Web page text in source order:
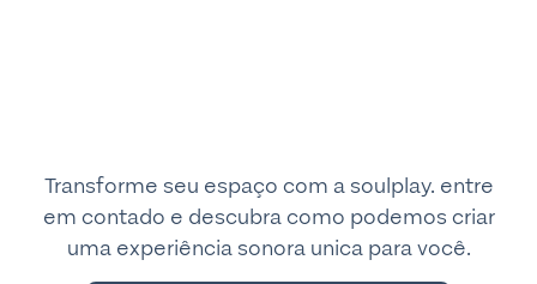
Transforme seu espaço com a soulplay. entre
em contado e descubra como podemos criar
uma experiência sonora unica para você.